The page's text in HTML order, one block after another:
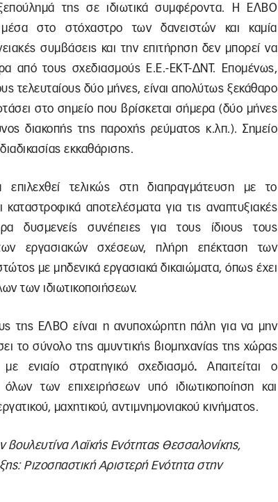
της σε ιδιωτικά συμφέροντα. Η ΕΛΒΟ
μέσα στο στόχαστρο των δανειστών και καμία
συμβάσεις και την επιτήρηση δεν μπορεί να
από τους σχεδιασμούς Ε.Ε.-ΕΚΤ-ΔΝΤ. Επομένως,
τελευταίους δύο μήνες, είναι απολύτως ξεκάθαρο
στο σημείο που βρίσκεται σήμερα (δύο μήνες
διακοπής της παροχής ρεύματος κ.λπ.). Σημείο
εκκαθάρισης.
τελικώς στη διαπραγμάτευση με το
καταστροφικά αποτελέσματα για τις αναπτυξιακές
δυσμενείς συνέπειες για τους ίδιους τους
εργασιακών σχέσεων, πλήρη επέκταση των
με μηδενικά εργασιακά δικαιώματα, όπως έχει
των ιδιωτικοποιήσεων.
της ΕΛΒΟ είναι η ανυποχώρητη πάλη για να μην
το σύνολο της αμυντικής βιομηχανίας της χώρας
ενιαίο στρατηγικό σχεδιασμό.Απαιτείται ο
των επιχειρήσεων υπό ιδιωτικοποίηση και
μαχητικού, αντιμνημονιακού κινήματος.
Λαϊκής Ενότητας Θεσσαλονίκης,
Ριζοσπαστική Αριστερή Ενότητα στην